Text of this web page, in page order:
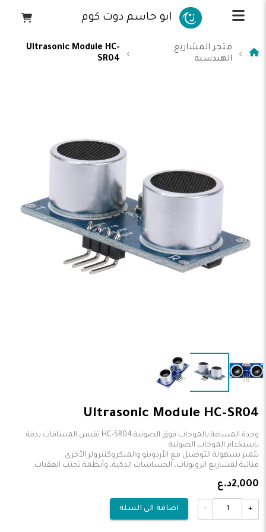
ابو جاسم دوت كوم
متجر المشاريع
الهندسية
Ultrasonic Module HC-
SR04
Ultrasonic Module HC-SR04
وحدة المسافة بالموجات فوق الصوتية HC-SR04 تقيس المسافات بدقة
مثالية لمشاريع الروبوتات، الحساسات الذكية، وأنظمة تجنب العقبات.
2,000د.ع
+
- اضافة الى السلة